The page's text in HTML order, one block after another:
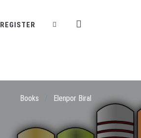
REGISTER
Books Elenpor Biral